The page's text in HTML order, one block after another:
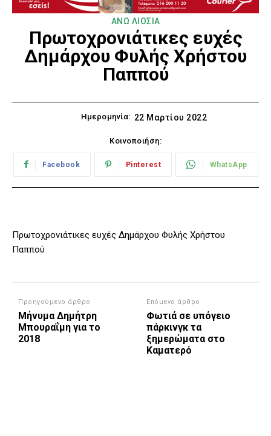
ΑΝΩ ΛΙΟΣΙΑ
Πρωτοχρονιάτικες ευχές
Δημάρχου Φυλής Χρήστου
Παππού
Ημερομηνία: 22 Μαρτίου 2022
Κοινοποιήση:
Facebook Pinterest WhatsApp
Πρωτοχρονιάτικες ευχές Δημάρχου Φυλής Χρήστου
Παππού
Προηγούμενο άρθρο
Μήνυμα Δημήτρη
Μπουραΐμη για το
2018
Επόμενο άρθρο
Φωτιά σε υπόγειο
πάρκινγκ τα
ξημερώματα στο
Καματερό